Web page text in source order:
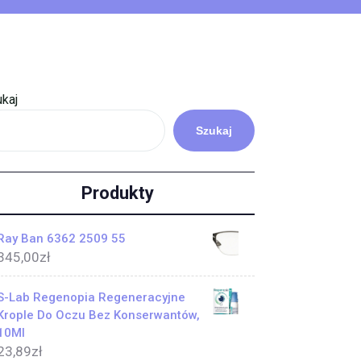
Szukaj
Produkty
Ban 6362 2509 55
zł
Lab Regenopia Regeneracyjne
Do Oczu Bez Konserwantów,
zł